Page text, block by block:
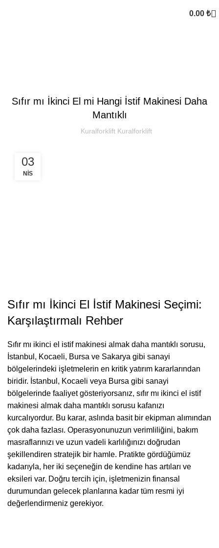
0.00 ₺
Sıfır mı İkinci El mi Hangi İstif Makinesi Daha
Mantıklı
Kuralforklift Kuralforklift
03
NIS
Sıfır mı İkinci El İstif Makinesi Seçimi:
Karşılaştırmalı Rehber
Sıfır mı ikinci el istif makinesi almak daha mantıklı sorusu,
İstanbul, Kocaeli, Bursa ve Sakarya gibi sanayi
bölgelerindeki işletmelerin en kritik yatırım kararlarından
biridir. İstanbul, Kocaeli veya Bursa gibi sanayi
bölgelerinde faaliyet gösteriyorsanız, sıfır mı ikinci el istif
makinesi almak daha mantıklı sorusu kafanızı
kurcalıyordur. Bu karar, aslında basit bir ekipman alımından
çok daha fazlası. Operasyonunuzun verimliliğini, bakım
masraflarınızı ve uzun vadeli karlılığınızı doğrudan
şekillendiren stratejik bir hamle. Pratikte gördüğümüz
kadarıyla, her iki seçeneğin de kendine has artıları ve
eksileri var. Doğru tercih için, işletmenizin finansal
durumundan gelecek planlarına kadar tüm resmi iyi
değerlendirmeniz gerekiyor.